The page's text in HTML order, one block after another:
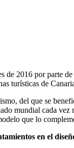
de 2016 por parte
turísticas de
del que se
mundial cada
que lo
en el